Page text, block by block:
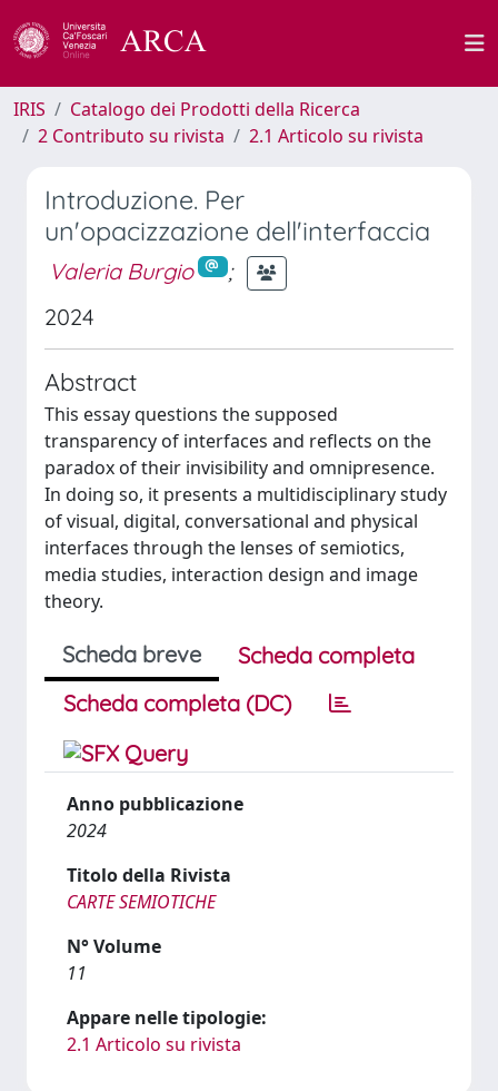
IRIS
Catalogo dei Prodotti della Ricerca
2 Contributo su rivista
2.1 Articolo su rivista
Introduzione. Per
un'opacizzazione dell'interfaccia
Valeria Burgio
;
2024
Abstract
This essay questions the supposed
transparency of interfaces and reflects on the
paradox of their invisibility and omnipresence.
In doing so, it presents a multidisciplinary study
of visual, digital, conversational and physical
interfaces through the lenses of semiotics,
media studies, interaction design and image
theory.
Scheda breve
Scheda completa
Scheda completa (DC)
Anno pubblicazione
2024
Titolo della Rivista
CARTE SEMIOTICHE
N° Volume
11
Appare nelle tipologie:
2.1 Articolo su rivista